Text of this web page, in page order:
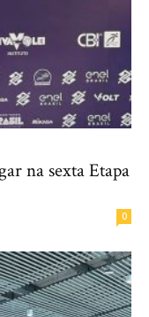
na sexta Etapa
0